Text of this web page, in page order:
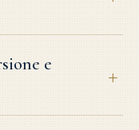
e